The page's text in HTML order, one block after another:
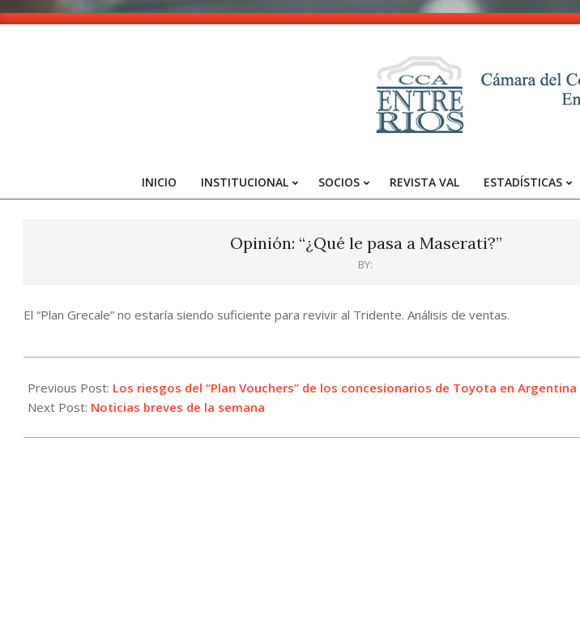
Skip
-
Entre
Primary
INICIO INSTITUCIONAL SOCIOS REVISTA VAL ESTADÍSTICAS
Opinión: “¿Qué le pasa a Maserati?”
BY:
El “Plan Grecale” no estaría siendo suficiente para revivir al Tridente. Análisis de ventas.
04-
19
Previous Post: Los riesgos del “Plan Vouchers” de los concesionarios de Toyota en Argentina
Next Post: Noticias breves de la semana